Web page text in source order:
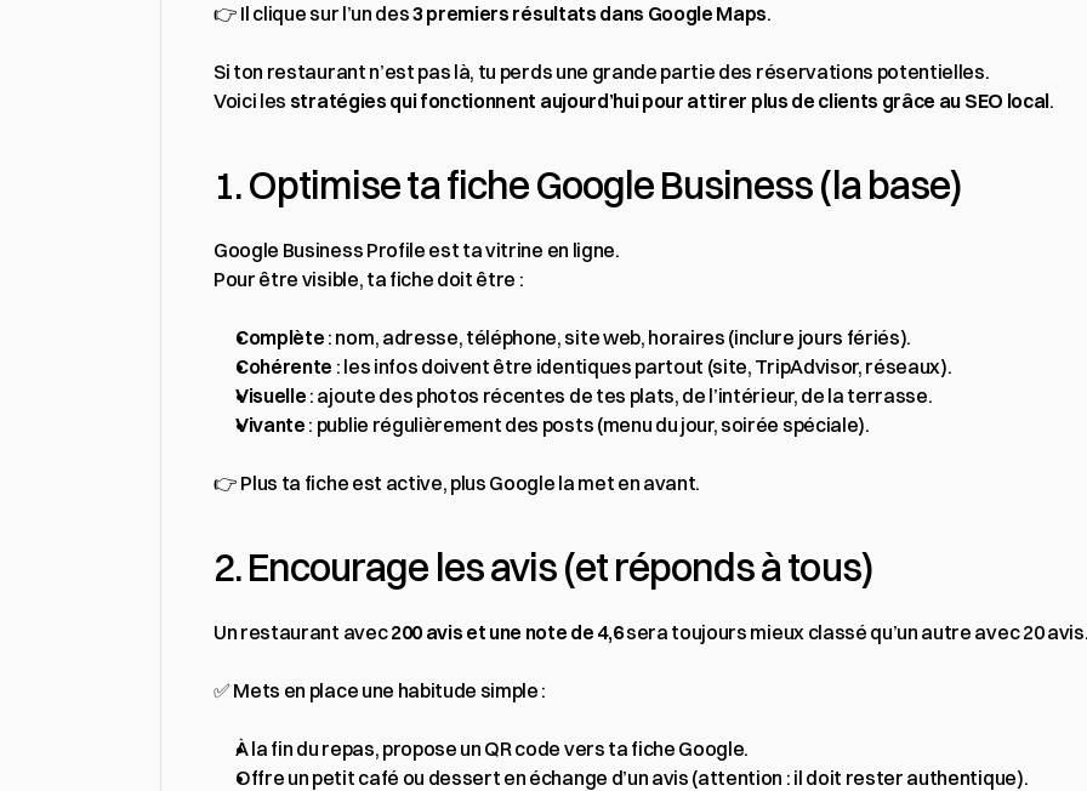
👉 Il clique sur l’un des 3 premiers résultats dans Google Maps.
Si ton restaurant n’est pas là, tu perds une grande partie des réservations potentielles.
Voici les stratégies qui fonctionnent aujourd’hui pour attirer plus de clients grâce au SEO local.
1. Optimise ta fiche Google Business (la base)
Google Business Profile est ta vitrine en ligne.
Pour être visible, ta fiche doit être :
Complète : nom, adresse, téléphone, site web, horaires (inclure jours fériés).
Cohérente : les infos doivent être identiques partout (site, TripAdvisor, réseaux).
Visuelle : ajoute des photos récentes de tes plats, de l’intérieur, de la terrasse.
Vivante : publie régulièrement des posts (menu du jour, soirée spéciale).
👉 Plus ta fiche est active, plus Google la met en avant.
2. Encourage les avis (et réponds à tous)
Un restaurant avec 200 avis et une note de 4,6 sera toujours mieux classé qu’un autre avec 20
✅ Mets en place une habitude simple :
À la fin du repas, propose un QR code vers ta fiche Google.
Offre un petit café ou dessert en échange d’un avis (attention : il doit rester authentique).